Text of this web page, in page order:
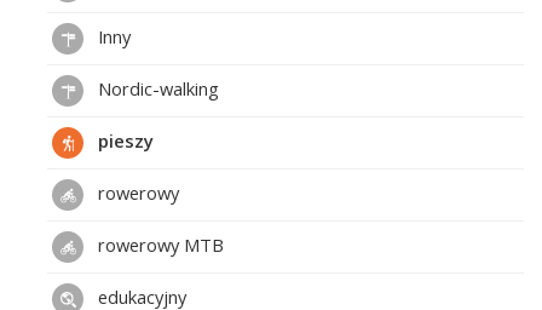
Inny
Nordic-walking
pieszy
rowerowy
rowerowy MTB
edukacyjny